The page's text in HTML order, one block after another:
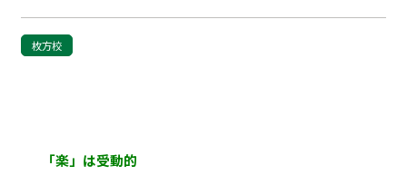
枚方校
「楽」は受動的